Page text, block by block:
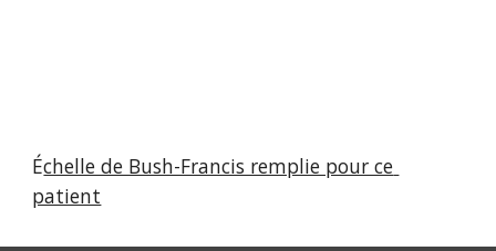
Échelle de Bush-Francis remplie pour ce
patient